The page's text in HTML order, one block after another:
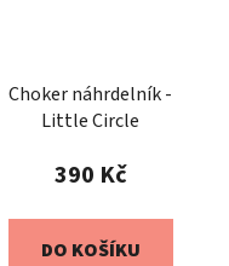
Choker náhrdelník -
Little Circle
390 Kč
DO KOŠÍKU